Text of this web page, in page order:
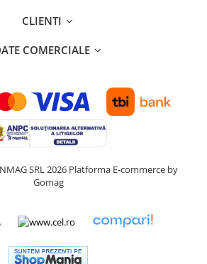
CLIENTI
COMERCIALE
SRL 2026 Platforma E-commerce by
Gomag